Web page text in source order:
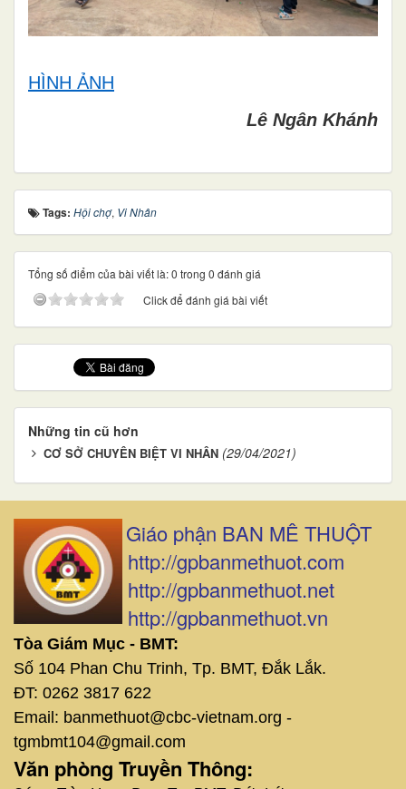
HÌNH ẢNH
Lê Ngân Khánh
Tags: Hội chợ, Vi Nhân
Tổng số điểm của bài viết là: 0 trong 0 đánh giá
Click để đánh giá bài viết
Những tin cũ hơn
CƠ SỞ CHUYÊN BIỆT VI NHÂN (29/04/2021)
Giáo phận BAN MÊ THUỘT
http://gpbanmethuot.com
http://gpbanmethuot.net
http://gpbanmethuot.vn
Tòa Giám Mục - BMT:
Số 104 Phan Chu Trinh, Tp. BMT, Đắk Lắk.
ĐT: 0262 3817 622
Email: banmethuot@cbc-vietnam.org -
tgmbmt104@gmail.com
Văn phòng Truyền Thông: